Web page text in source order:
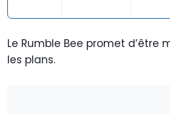
Le Rumble Bee promet d’être
les plans.